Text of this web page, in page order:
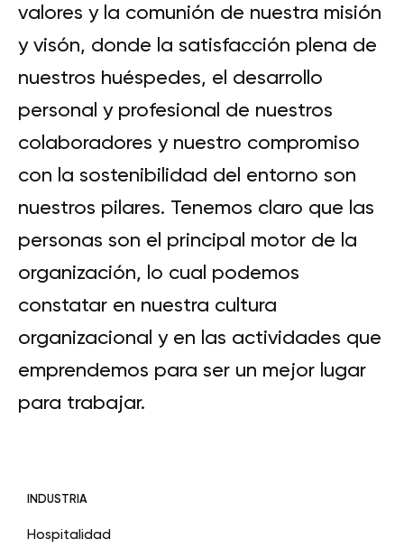
valores y la comunión de nuestra misión
y visón, donde la satisfacción plena de
nuestros huéspedes, el desarrollo
personal y profesional de nuestros
colaboradores y nuestro compromiso
con la sostenibilidad del entorno son
nuestros pilares. Tenemos claro que las
personas son el principal motor de la
organización, lo cual podemos
constatar en nuestra cultura
organizacional y en las actividades que
emprendemos para ser un mejor lugar
para trabajar.
INDUSTRIA
Hospitalidad